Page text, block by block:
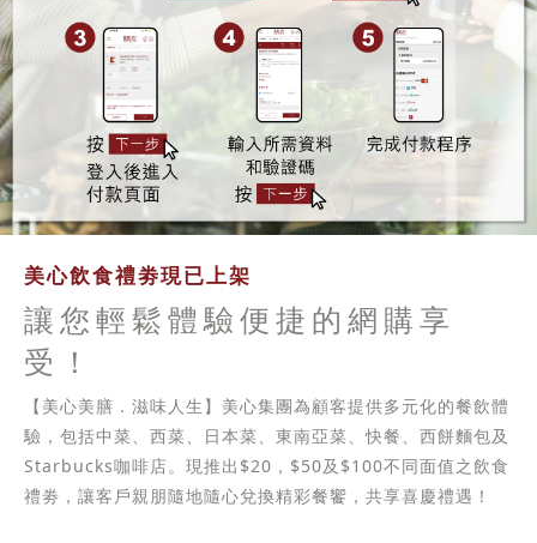
美心飲食禮劵現已上架
讓您輕鬆體驗便捷的網購享
受！
【美心美膳．滋味人生】美心集團為顧客提供多元化的餐飲體
驗，包括中菜、西菜、日本菜、東南亞菜、快餐、西餅麵包及
Starbucks咖啡店。現推出$20，$50及$100不同面值之飲食
禮劵，讓客戶親朋隨地隨心兌換精彩餐饗，共享喜慶禮遇！